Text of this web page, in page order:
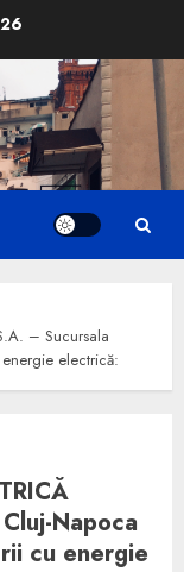
– Sucursala
electrică:
Napoca
cu energie